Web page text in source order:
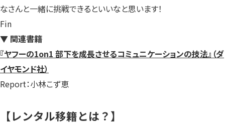
なさんと一緒に挑戦できるといいなと思います！
Fin
▼ 関連書籍
『ヤフーの1on1 部下を成長させるコミュニケーションの技法』 （ダ
イヤモンド社）
Report：小林こず恵
【レンタル移籍とは？】